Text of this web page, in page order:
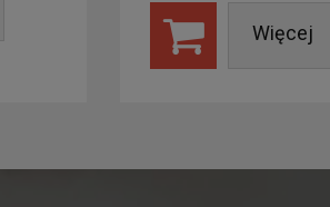
Więcej